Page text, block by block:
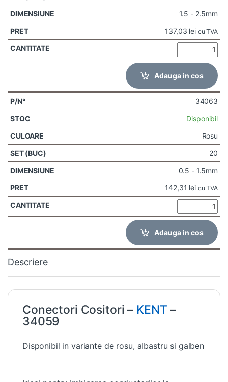
1.5 - 2.5mm
137,03 lei cu TVA
Adauga in cos
34063
Disponibil
Rosu
20
0.5 - 1.5mm
142,31 lei cu TVA
Adauga in cos
Descriere
Conectori Cositori – KENT –
34059
Disponibil in variante de rosu, albastru si galben